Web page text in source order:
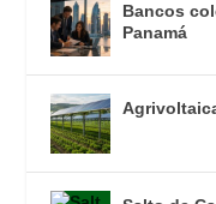
Bancos
Panamá